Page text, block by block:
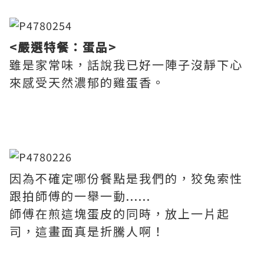
<嚴選特餐：蛋品>
雖是家常味，話說我已好一陣子沒靜下心
來感受天然濃郁的雞蛋香。
因為不確定哪份餐點是我們的，狡兔索性
跟拍師傅的一舉一動......
師傅在煎這塊蛋皮的同時，放上一片起
司，這畫面真是折騰人啊！